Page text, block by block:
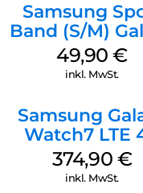
Samsung
Band (S/M)
Watch8/
Classic
49,90€
inkl. MwSt.
Samsung
Watch7 LTE
mm Cream
374,90 €
inkl. MwSt.